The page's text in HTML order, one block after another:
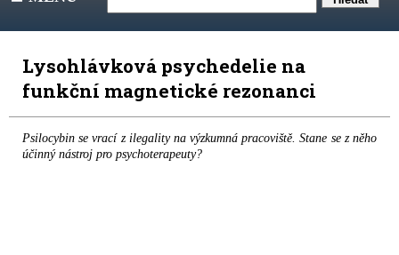
Lysohlávková psychedelie na
funkční magnetické rezonanci
Psilocybin se vrací z ilegality na výzkumná pracoviště. Stane se z něho
účinný nástroj pro psychoterapeuty?